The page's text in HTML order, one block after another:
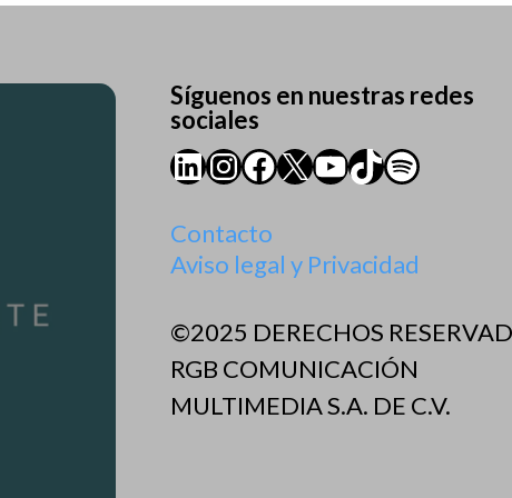
Síguenos en nuestras redes
sociales
LinkedIn
Instagram
Facebook
X YouTube
TikTok
Spotify
Contacto
Aviso legal y Privacidad
©2025 DERECHOS
RGB COMUNICACIÓN
MULTIMEDIA S.A. DE C.V.